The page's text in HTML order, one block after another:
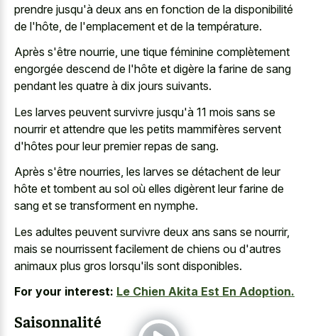
prendre jusqu'à deux ans en fonction de la disponibilité
de l'hôte, de l'emplacement et de la température.
Après s'être nourrie, une tique féminine complètement
engorgée descend de l'hôte et digère la farine de sang
pendant les quatre à dix jours suivants.
Les larves peuvent survivre jusqu'à 11 mois sans se
nourrir et attendre que les petits mammifères servent
d'hôtes pour leur premier repas de sang.
Après s'être nourries, les larves se détachent de leur
hôte et tombent au sol où elles digèrent leur farine de
sang et se transforment en nymphe.
Les adultes peuvent survivre deux ans sans se nourrir,
mais se nourrissent facilement de chiens ou d'autres
animaux plus gros lorsqu'ils sont disponibles.
For your interest: Le Chien Akita Est En Adoption.
Saisonnalité